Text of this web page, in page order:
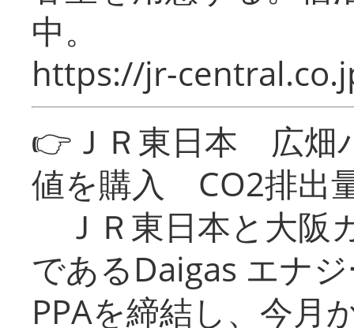
中。
https://jr-
👉ＪＲ東日本 広畑
値を購入 CO2排出
ＪＲ東日本と大阪
であるDaigas エナ
PPAを締結し、今月